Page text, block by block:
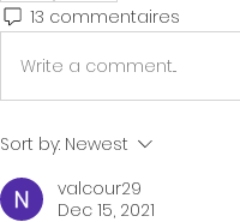
13 commentaires
Write a comment...
Sort by: Newest
valcour29
Dec 15, 2021